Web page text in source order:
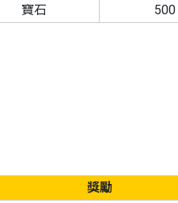
寶石 500
獎勵